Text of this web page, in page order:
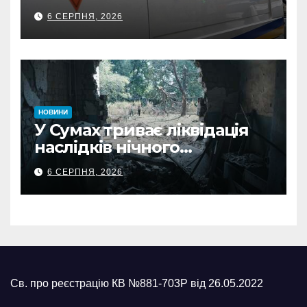
500-кілограмову авіабомбу
росіян
6 СЕРПНЯ, 2026
НОВИНИ
У Сумах триває ліквідація
наслідків нічного
масованого удару КАБами
6 СЕРПНЯ, 2026
Св. про реєстрацію КВ №881-703Р від 26.05.2022